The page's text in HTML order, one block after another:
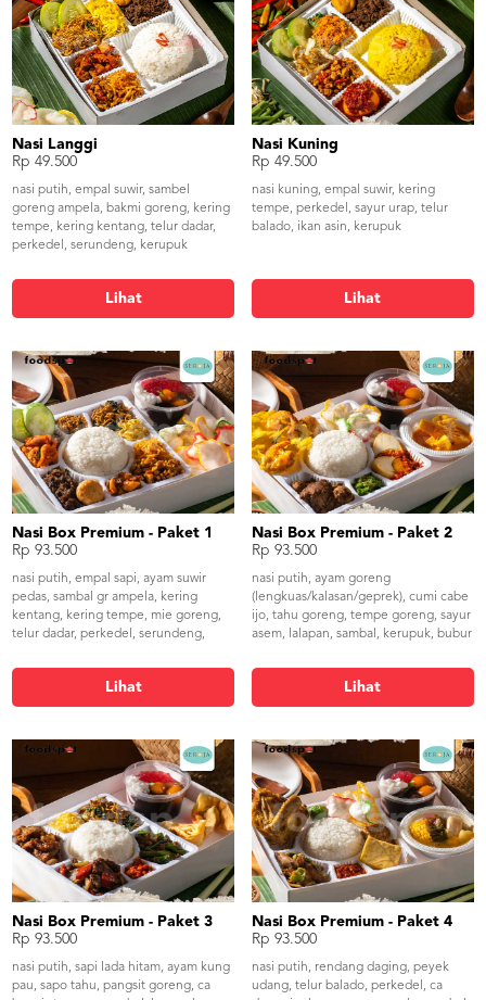
Nasi Langgi
Rp 49.500
nasi putih, empal suwir, sambel
goreng ampela, bakmi goreng, kering
tempe, kering kentang, telur dadar,
perkedel, serundeng, kerupuk
Lihat
Nasi Kuning
Rp 49.500
nasi kuning, empal suwir, kering
tempe, perkedel, sayur urap, telur
balado, ikan asin, kerupuk
Lihat
Nasi Box Premium - Paket 1
Rp 93.500
nasi putih, empal sapi, ayam suwir
pedas, sambal gr ampela, kering
kentang, kering tempe, mie goreng,
telur dadar, perkedel, serundeng,
Lihat
Nasi Box Premium - Paket 2
Rp 93.500
nasi putih, ayam goreng
(lengkuas/kalasan/geprek), cumi cabe
ijo, tahu goreng, tempe goreng, sayur
asem, lalapan, sambal, kerupuk, bubur
Lihat
Nasi Box Premium - Paket 3
Rp 93.500
nasi putih, sapi lada hitam, ayam kung
pau, sapo tahu, pangsit goreng, ca
Nasi Box Premium - Paket 4
Rp 93.500
nasi putih, rendang daging, peyek
udang, telur balado, perkedel, ca